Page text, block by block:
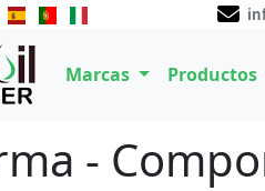
Marcas Productos
-